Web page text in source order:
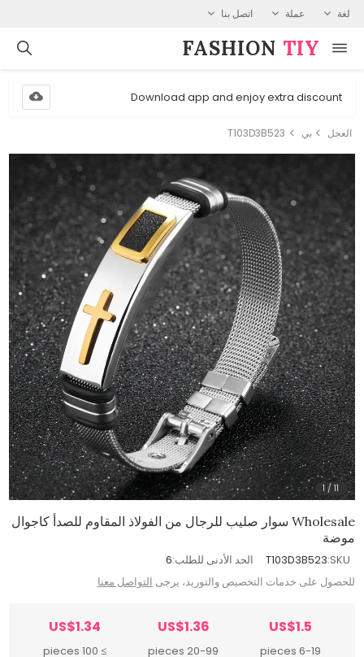
لغة عملة اتصل بنا
FASHION⁠ TIY
Download app and enjoy extra discount
العجل بي T103D3B523
1 /11
Wholesale سوار صليب للرجال من الفولاذ المقاوم للصدأ كاجوال
موضة
SKU:
T103D3B523 الحد الأدنى للطلب:6
للحصول على خدمات التخصيص والتوريد، يرجى التواصل معنا
US$1.5
6-19 pieces
US$1.36
20-99 pieces
US$1.34
≥ 100 pieces